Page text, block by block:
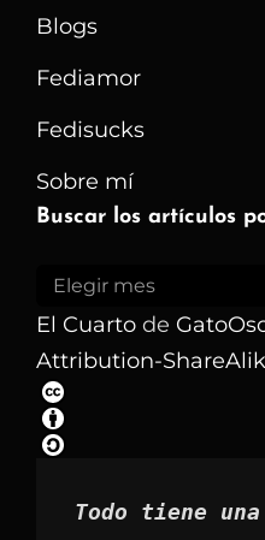
Blogs
Fediamor
Fedisucks
Sobre mí
Buscar los artículos
Buscar
los
artículos
por
mes
El Cuarto de
Attribution-
Todo tiene